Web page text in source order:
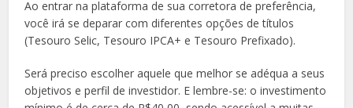
Ao entrar na plataforma de sua corretora de preferência,
você irá se deparar com diferentes opções de títulos
(Tesouro Selic, Tesouro IPCA+ e Tesouro Prefixado).
Será preciso escolher aquele que melhor se adéqua a seus
objetivos e perfil de investidor. E lembre-se: o investimento